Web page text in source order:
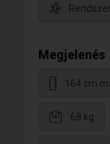
Megjelenés
164 cm
68 kg